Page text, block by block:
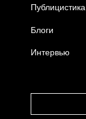
Публицистика
Блоги
Интервью